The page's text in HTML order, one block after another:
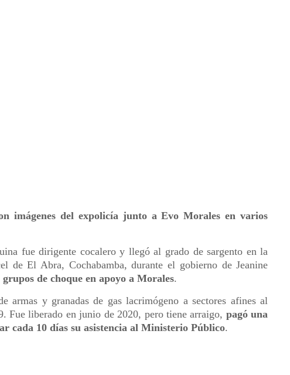
imágenes del expolicía junto a Evo Morales en varios
fue dirigente cocalero y llegó al grado de sargento en la
de El Abra, Cochabamba, durante el gobierno de Jeanine
de choque en apoyo a Morales.
armas y granadas de gas lacrimógeno a sectores afines al
Fue liberado en junio de 2020, pero tiene arraigo, pagó una
cada 10 días su asistencia al Ministerio Público.